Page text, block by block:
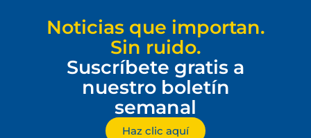
Noticias que importan.
Sin ruido.
Suscríbete gratis a
nuestro boletín
semanal
Haz clic aquí